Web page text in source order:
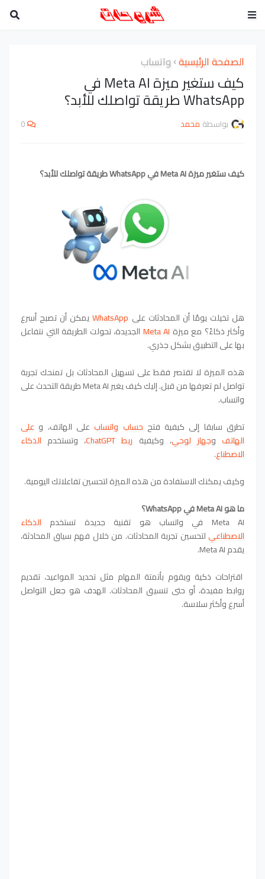
الصفحة الرئيسية واتساب
كيف ستغير ميزة Meta AI في
WhatsApp طريقة تواصلك للأبد؟
بواسطة محمد 0
كيف ستغير ميزة Meta AI في WhatsApp طريقة تواصلك للأبد؟
هل تخيلت يومًا أن المحادثات على WhatsAppيمكن أن تصبح أسرع
وأكثر ذكاءً؟ مع ميزة Meta AI الجديدة، تحولت الطريقة التي نتفاعل
بها على التطبيق بشكل جذري.
هذه الميزة لا تقتصر فقط على تسهيل المحادثات بل تمنحك تجربة
تواصل لم تعرفها من قبل. إليك كيف يغير Meta AI طريقة التحدث على
واتساب.
تطرق سابقا إلى كيفية فتح حساب واتسابعلى الهاتف، و على
الهاتفوجهاز لوحي، وكيفية ربط ChatGPT ، وتستخدم الذكاء
الاصطناع.
وكيف يمكنك الاستفادة من هذه الميزة لتحسين تفاعلاتك اليومية.
ما هو Meta AI في WhatsApp؟
Meta AI في واتساب هو تقنية جديدة تستخدم
الذكاء
الاصطناعي لتحسين تجربة المحادثات. من خلال فهم سياق المحادثة،
يقدم Meta AI.
اقتراحات ذكية ويقوم بأتمتة المهام مثل تحديد المواعيد، تقديم
روابط مفيدة، أو حتى تنسيق المحادثات. الهدف هو جعل التواصل
أسرع وأكثر سلاسة.